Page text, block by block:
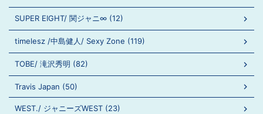
SUPER EIGHT/ 関ジャニ∞ (12)
timelesz /中島健人/ Sexy Zone (119)
TOBE/ 滝沢秀明 (82)
Travis Japan (50)
WEST./ ジャニーズWEST (23)